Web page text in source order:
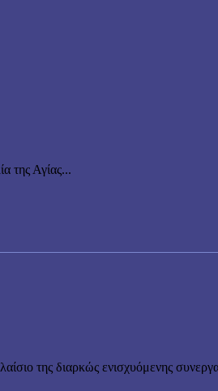
της Αγίας...
της διαρκώς ενισχυόμενης